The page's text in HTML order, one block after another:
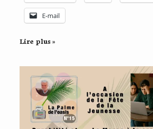
E-mail
Lire plus »